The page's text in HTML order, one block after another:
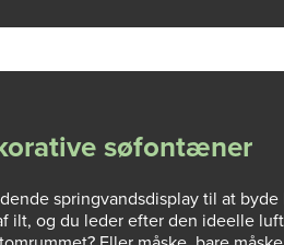
søfontæner
springvandsdisplay til at
ilt, og du leder efter den ideelle